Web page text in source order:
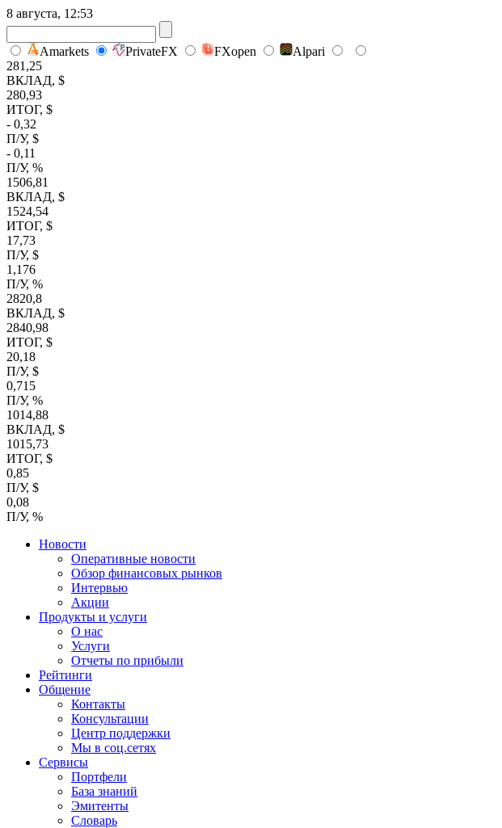
8 августа, 12:53
Amarkets PrivateFX FXopen
Alpari
281,25
ВКЛАД, $
280,93
ИТОГ, $
- 0,32
П/У, $
- 0,11
П/У, %
1506,81
ВКЛАД, $
1524,54
ИТОГ, $
17,73
П/У, $
1,176
П/У, %
2820,8
ВКЛАД, $
2840,98
ИТОГ, $
20,18
П/У, $
0,715
П/У, %
1014,88
ВКЛАД, $
1015,73
ИТОГ, $
0,85
П/У, $
0,08
П/У, %
Новости
Оперативные новости
Обзор финансовых рынков
Интервью
Акции
Продукты и услуги
О нас
Услуги
Отчеты по прибыли
Рейтинги
Общение
Контакты
Консультации
Центр поддержки
Мы в соц.сетях
Сервисы
Портфели
База знаний
Эмитенты
Словарь